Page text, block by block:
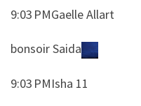
9:03 PMGaelle Allart
​​bonsoir Saida
9:03 PMIsha 11